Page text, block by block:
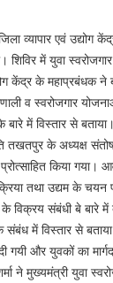
व्यापार एवं उद्योग
शिविर में युवा
केंद्र के महाप्रबंधक ने
व स्वरोजगार
बारे में विस्तार से बताया।
तखतपुर के अध्यक्ष
किया
तथा उद्यम के चयन
के विक्रय संबंधी बे बारे में
के संबंध में विस्तार से
गयी और युवकों का
ने मुख्यमंत्री युवा